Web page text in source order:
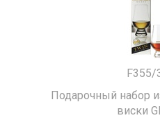
F355/
Подарочный набор
виски